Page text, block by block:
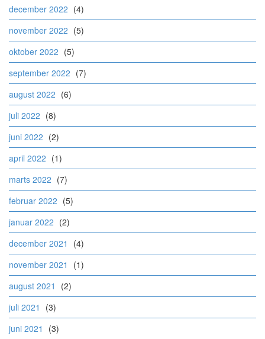
december 2022 (4)
november 2022 (5)
oktober 2022 (5)
september 2022 (7)
august 2022 (6)
juli 2022 (8)
juni 2022 (2)
april 2022 (1)
marts 2022 (7)
februar 2022 (5)
januar 2022 (2)
december 2021
(4)
november 2021
(1)
august 2021
(2)
juli 2021
(3)
juni 2021
(3)